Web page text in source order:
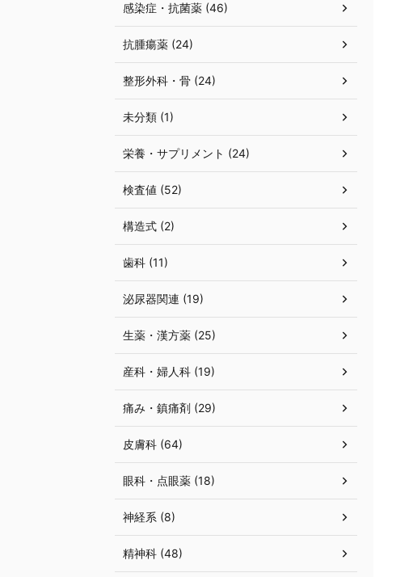
感染症・抗菌薬 (46)
抗腫瘍薬 (24)
整形外科・骨 (24)
未分類 (1)
栄養・サプリメント (24)
検査値 (52)
構造式 (2)
歯科 (11)
泌尿器関連 (19)
生薬・漢方薬 (25)
産科・婦人科 (19)
痛み・鎮痛剤 (29)
皮膚科 (64)
眼科・点眼薬 (18)
神経系 (8)
精神科 (48)